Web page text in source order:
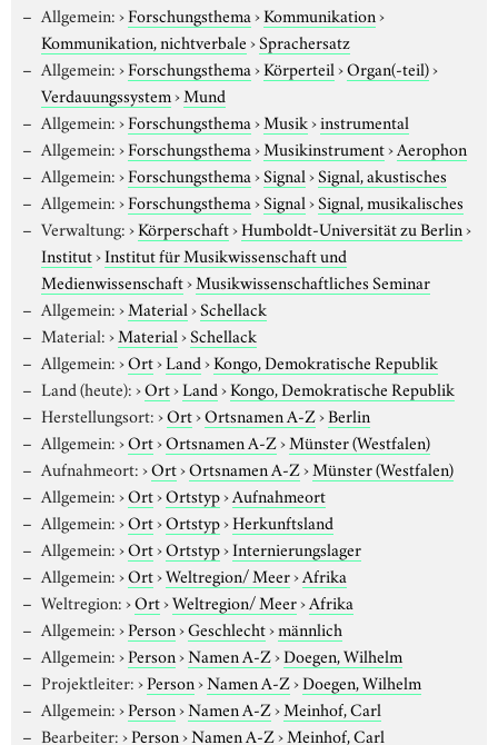
Allgemein:›Forschungsthema›Kommunikation›
Kommunikation, nichtverbale›Sprachersatz
Allgemein:›Forschungsthema›Körperteil›Organ(-teil)›
Verdauungssystem›Mund
Allgemein:›Forschungsthema›Musik›instrumental
Allgemein:›Forschungsthema›Musikinstrument›Aerophon
Allgemein:›Forschungsthema›Signal›Signal, akustisches
Allgemein:›Forschungsthema›Signal›Signal, musikalisches
Verwaltung:›Körperschaft›Humboldt-Universität zu Berlin›
Institut›Institut für Musikwissenschaft und
Medienwissenschaft›Musikwissenschaftliches Seminar
Allgemein:›Material›Schellack
Material:›Material›Schellack
Allgemein:›Ort›Land›Kongo, Demokratische Republik
Land (heute):›Ort›Land›Kongo, Demokratische Republik
Herstellungsort:›Ort›Ortsnamen A-Z›Berlin
Allgemein:›Ort›Ortsnamen A-Z›Münster (Westfalen)
Aufnahmeort:›Ort›Ortsnamen A-Z›Münster (Westfalen)
Allgemein:›Ort›Ortstyp›Aufnahmeort
Allgemein:›Ort›Ortstyp›Herkunftsland
Allgemein:›Ort›Ortstyp›Internierungslager
Allgemein:›Ort›Weltregion/ Meer›Afrika
Weltregion:›Ort›Weltregion/ Meer›Afrika
Allgemein:›Person›Geschlecht›männlich
Allgemein:›Person›Namen A-Z›Doegen, Wilhelm
Projektleiter:›Person›Namen A-Z›Doegen, Wilhelm
Allgemein:›Person›Namen A-Z›Meinhof, Carl
Bearbeiter:›Person›Namen A-Z›Meinhof, Carl